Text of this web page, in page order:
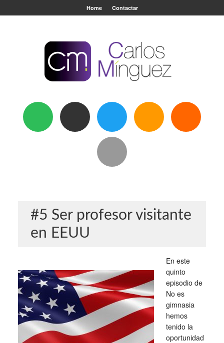
Home Contactar
#5 Ser profesor visitante
en EEUU
En este
quinto
episodio de
No es
gimnasia
hemos
tenido la
oportunidad